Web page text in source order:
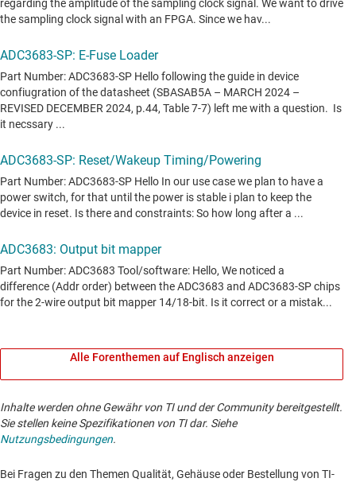
Alle Forenthemen auf Englisch anzeigen
Inhalte werden ohne Gewähr von TI und der Community bereitgestellt.
Sie stellen keine Spezifikationen von TI dar. Siehe
Nutzungsbedingungen.
Bei Fragen zu den Themen Qualität, Gehäuse oder Bestellung von TI-